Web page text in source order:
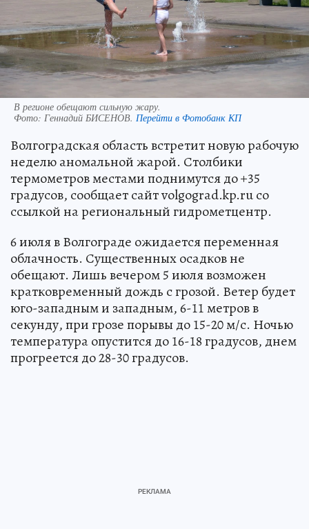
В регионе обещают сильную жару.
Фото: Геннадий БИСЕНОВ. Перейти в Фотобанк КП
Волгоградская область встретит новую рабочую
неделю аномальной жарой. Столбики
термометров местами поднимутся до +35
градусов, сообщает сайт volgograd.kp.ru со
ссылкой на региональный гидрометцентр.
6 июля в Волгограде ожидается переменная
облачность. Существенных осадков не
обещают. Лишь вечером 5 июля возможен
кратковременный дождь с грозой. Ветер будет
юго-западным и западным, 6-11 метров в
секунду, при грозе порывы до 15-20 м/с. Ночью
температура опустится до 16-18 градусов, днем
прогреется до 28-30 градусов.